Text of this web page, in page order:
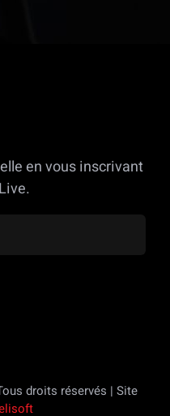
en vous inscrivant
droits réservés | Site